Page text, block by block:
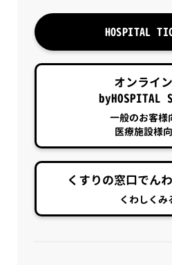
HOSPITAL
オンライ
byHOSPITAL
一般のお客様
医療施設様
くすりの窓口でん
くわしくみ